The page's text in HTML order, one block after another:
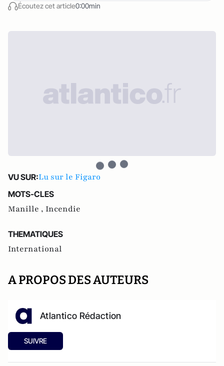
Écoutez cet article0:00min
VU SUR:Lu sur le Figaro
MOTS-CLES
Manille , Incendie
THEMATIQUES
International
A PROPOS DES AUTEURS
Atlantico Rédaction
SUIVRE